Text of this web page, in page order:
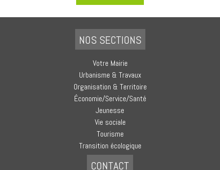
NOS SECTIONS
Votre Mairie
Urbanisme & Travaux
Organisation & Territoire
Économie/Service/Santé
Jeunesse
Vie sociale
Tourisme
Transition écologique
CONTACT